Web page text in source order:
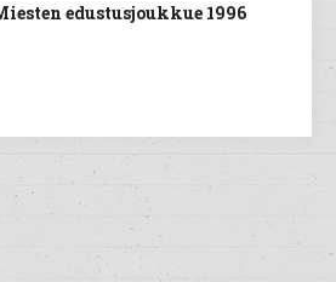
edustusjoukkue 1996